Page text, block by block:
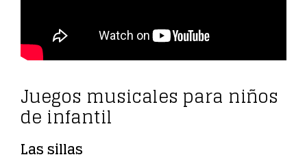
Juegos musicales para niños
de infantil
Las sillas